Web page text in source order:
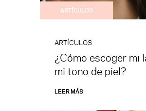
ARTÍCULOS
ARTÍCULOS
¿Cómo escoger mi
mi tono de piel?
LEER MÁS